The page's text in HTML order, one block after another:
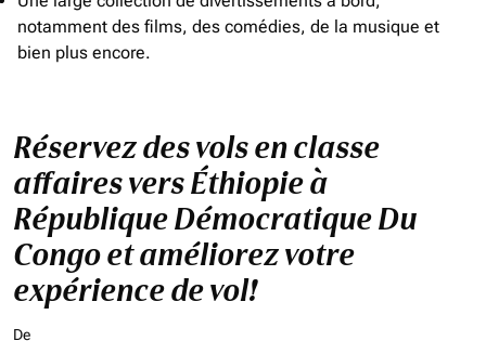
notamment des films, des comédies, de la musique et
bien plus encore.
Réservez des vols en classe
affaires vers Éthiopie à
République Démocratique Du
Congo et améliorez votre
expérience de vol!
De